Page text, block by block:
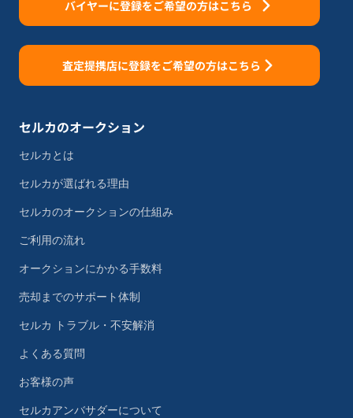
バイヤーに登録をご希望の方はこちら
査定提携店に登録をご希望の方はこちら
セルカのオークション
セルカとは
セルカが選ばれる理由
セルカのオークションの仕組み
ご利用の流れ
オークションにかかる手数料
売却までのサポート体制
セルカ トラブル・不安解消
よくある質問
お客様の声
セルカアンバサダーについて